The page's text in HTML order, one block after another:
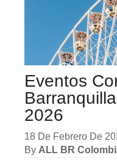
Eventos
2026
18 De Febrero De
By ALL BR